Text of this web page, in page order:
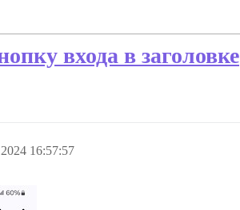
входа в заголовке
16:57:57